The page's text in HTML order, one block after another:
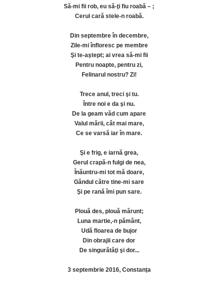
Să-mi fii rob, eu să-ţi fiu roabă – ;
Cerul cară stele-n roabă.
Din septembre în decembre,
Zile-mi înfloresc pe membre
Şi te-aştept; ai vrea să-mi fii
Pentru noapte, pentru zi,
Felinarul nostru? Zi!
Trece anul, treci şi tu.
Între noi e da şi nu.
De la geam văd cum apare
Valul mării, cât mai mare,
Ce se varsă iar în mare.
Şi e frig, e iarnă grea,
Gerul crapă-n fulgi de nea,
Înăuntru-mi tot mă doare,
Gândul către tine-mi sare
Şi pe rană îmi pun sare.
Plouă des, plouă mărunt;
Luna martie,-n pământ,
Udă floarea de bujor
Din obrajii care dor
De singurătăţi şi dor...
3 septembrie 2016, Constanţa